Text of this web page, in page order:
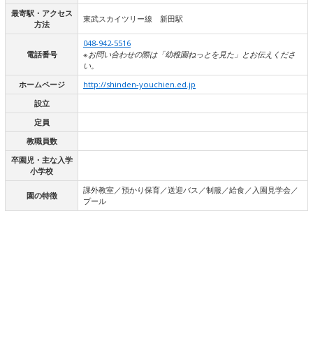
最寄駅・アクセス
方法
東武スカイツリー線 新田駅
電話番号
048-942-5516
※お問い合わせの際は「幼稚園ねっとを見た」とお伝えくださ
い。
ホームページ
http://shinden-youchien.ed.jp
設立
定員
教職員数
卒園児・主な入学
小学校
園の特徴
課外教室／預かり保育／送迎バス／制服／給食／入園見学会／
プール